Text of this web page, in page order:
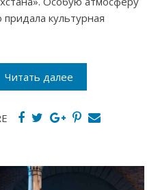
культурная
Читать далее